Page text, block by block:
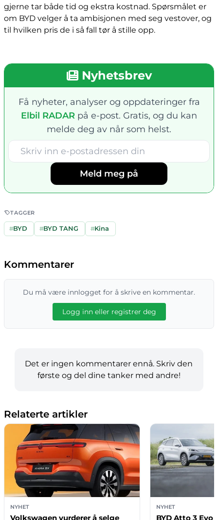
gjerne tar både tid og ekstra kostnad. Spørsmålet er
om BYD velger å ta ambisjonen med seg vestover, og
til hvilken pris de i så fall tør å stille opp.
Nyhetsbrev
Få nyheter, analyser og oppdateringer fra
Elbil RADAR på e-post. Gratis, og du kan
melde deg av når som helst.
Meld meg på
TAGGER
#BYD #BYD TANG #Kina
Kommentarer
Du må være innlogget for å skrive en kommentar.
Logg inn eller registrer deg
Det er ingen kommentarer ennå. Skriv den
første og del dine tanker med andre!
Relaterte artikler
NYHET
Volkswagen vurderer å selge
NYHET
BYD Atto 3 Evo